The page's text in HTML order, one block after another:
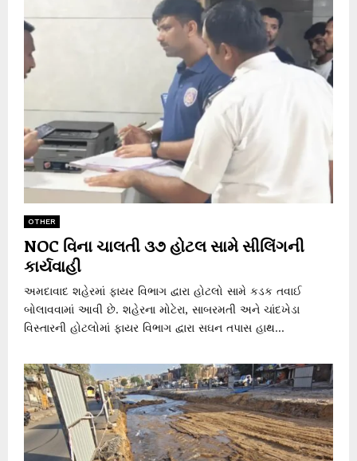
OTHER
NOC વિના ચાલતી ૩૭ હોટલ સામે સીલિંગની
કાર્યવાહી
અમદાવાદ શહેરમાં ફાયર વિભાગ દ્વારા હોટલો સામે કડક તવાઈ
બોલાવવામાં આવી છે. શહેરના મોટેરા, સાબરમતી અને ચાંદખેડા
વિસ્તારની હોટલોમાં ફાયર વિભાગ દ્વારા સઘન તપાસ હાથ...